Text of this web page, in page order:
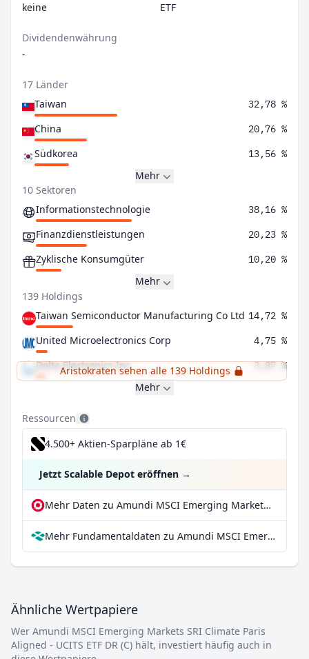
keine
ETF
Dividendenwährung
-
17 Länder
Taiwan
32,78 %
China 20,76 %
Südkorea 13,56 %
Mehr
10 Sektoren
Informationstechnologie
38,16 %
Finanzdienstleistungen 20,23 %
Zyklische Konsumgüter 10,20 %
Mehr
139 Holdings
Taiwan Semiconductor Manufacturing Co Ltd 14,72 %
United Microelectronics Corp 4,75 %
Delta Electronics Inc 3,87 %
Aristokraten sehen alle 139 Holdings
Mehr
Ressourcen
4.500+ Aktien-Sparpläne ab 1€
Jetzt Scalable Depot eröffnen →
Mehr Daten zu Amundi MSCI Emerging Markets SRI Climate Paris Aligned - UCITS ETF DR (C) bei extraETF
Mehr Fundamentaldaten zu Amundi MSCI Emerging Markets SRI Climate Paris Aligned - UCITS ETF DR (C) bei Parqet
Ähnliche Wertpapiere
Wer Amundi MSCI Emerging Markets SRI Climate Paris
Aligned - UCITS ETF DR (C) hält, investiert häufig auch in